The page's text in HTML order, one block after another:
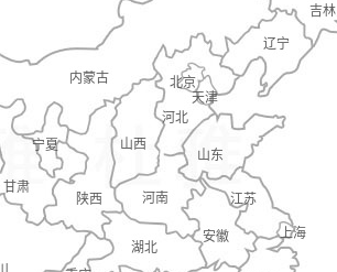
安徽
内蒙古
甘肃
宁夏
上海
辽宁
河南
陕西
山西
河北
吉林
北京
天津
山东
江苏
湖北